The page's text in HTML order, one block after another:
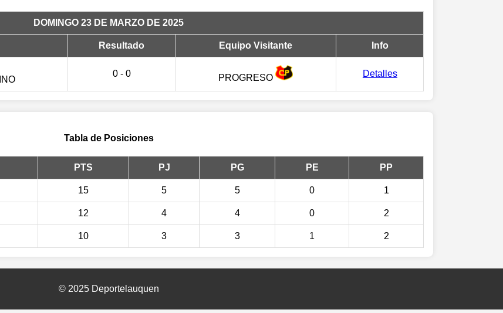
DOMINGO 23 DE MARZO DE 2025
Resultado Equipo Visitante Info
0 - 0 PROGRESO Detalles
Tabla de Posiciones
PTS PJ PG PE PP
15 5 5 0 1
12 4 4 0 2
10 3 3 1 2
© 2025 Deportelauquen